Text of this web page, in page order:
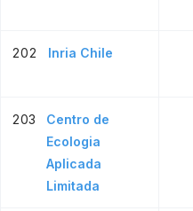
202 Inria Chile
203
Centro de
Ecologia
Aplicada
Limitada